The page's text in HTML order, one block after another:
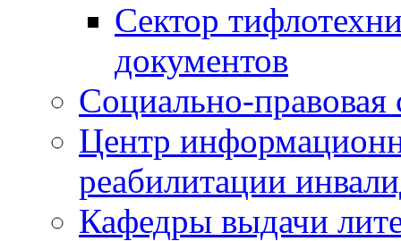
Сектор
документов
Социально-правовая
Центр
реабилитации
Кафедры выдачи